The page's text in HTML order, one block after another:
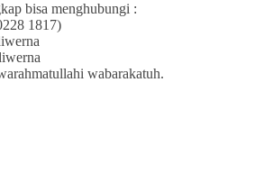
bisa menghubungi :
1817)
wabarakatuh.